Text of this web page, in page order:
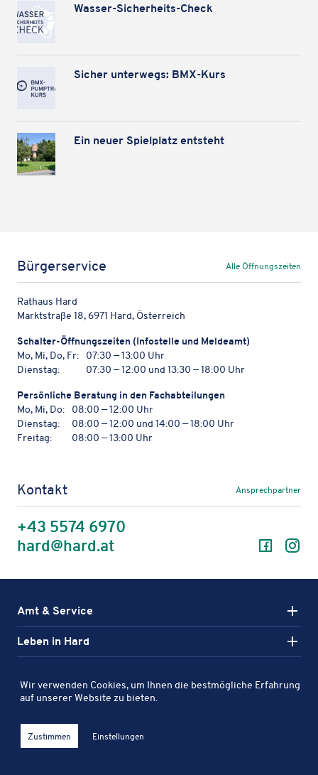
Karte
Entdecken Sie Sport-, Kultur- und Freizeitanlagen in Hard auf
unserer interaktiven Karte.
Wasser-Sicher­heits-Check
Sicher unter­wegs: BMX-Kurs
Ein neuer Spiel­platz entsteht
Bürgerservice Alle Öffnungszeiten
Rathaus Hard
Marktstraße 18, 6971 Hard, Österreich
Schal­ter-Öffnungs­zei­ten (Info­stelle und Meldeamt)
Mo, Mi, Do, Fr:
07:30 — 13:00 Uhr
Dienstag:
07:30 — 12:00 und 13:30 — 18:00 Uhr
Persön­li­che Bera­tung in den Fachabteilungen
Mo, Mi, Do:
08:00 — 12:00 Uhr
Dienstag:
08:00 — 12:00 und 14:00 — 18:00 Uhr
Freitag:
08:00 — 13:00 Uhr
Kontakt Ansprechpartner
+43 5574 6970
hard@hard.at
Amt & Service
Leben in Hard
Wir verwenden Cookies, um Ihnen die bestmögliche Erfahrung
auf unserer Website zu bieten.
Zustimmen Einstellungen